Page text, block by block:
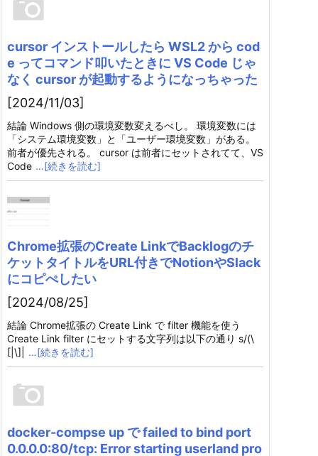
cursor インストールしたら WSL2 から cod
e ってコマンド叩いたときに VS Code じゃ
なく cursor が起動するようになっちゃった
[2024/11/03]
結論 Windows 側の環境変数変えるべし。 環境変数には
「システム環境変数」と「ユーザー環境変数」がある。
前者が優先される。 cursor は前者にセットされてて、VS
Code …[続きを読む]
Chrome拡張のCreate LinkでBacklogのチ
ケットタイトルをURL付きでNotionやSlack
にコピぺしたい
[2024/08/25]
結論 Chrome拡張の Create Link で filter 機能を使う
Create Link filter にセットする文字列は以下の通り s/(\
[|\]|
…[続きを読む]
docker-compse up で failed to bind port
0.0.0.0:80/tcp: Error starting userland pro